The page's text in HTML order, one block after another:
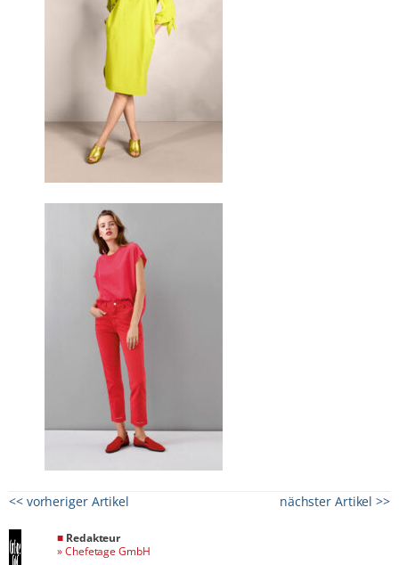
<< vorheriger Artikel nächster Artikel >>
■ Redakteur
»Chefetage GmbH